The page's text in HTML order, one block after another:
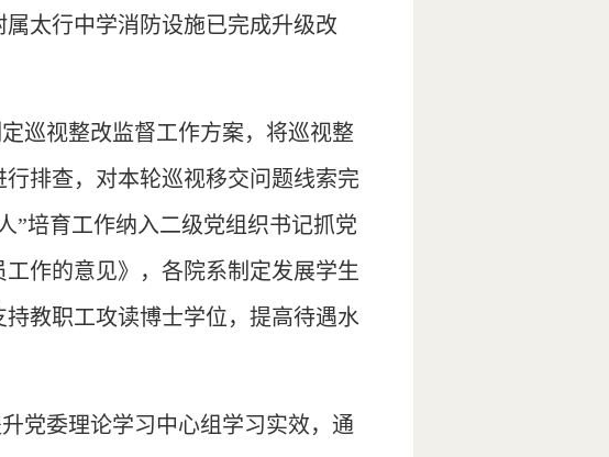
属太行中学消防设施已完成升级改
巡视整改监督工作方案，将巡视整
排查，对本轮巡视移交问题线索完
”培育工作纳入二级党组织书记抓党
作的意见》，各院系制定发展学生
教职工攻读博士学位，提高待遇水
党委理论学习中心组学习实效，通